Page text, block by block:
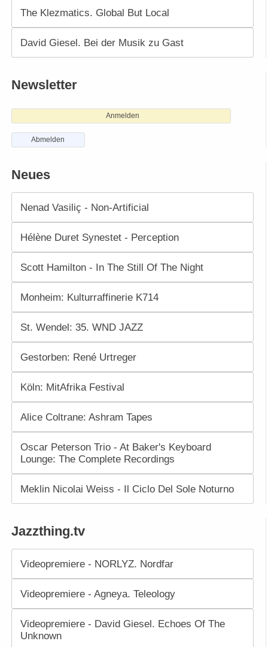
The Klezmatics. Global But Local
David Giesel. Bei der Musik zu Gast
Newsletter
Anmelden
Abmelden
Neues
Nenad Vasiliç - Non-Artificial
Hélène Duret Synestet - Perception
Scott Hamilton - In The Still Of The Night
Monheim: Kulturraffinerie K714
St. Wendel: 35. WND JAZZ
Gestorben: René Urtreger
Köln: MitAfrika Festival
Alice Coltrane: Ashram Tapes
Oscar Peterson Trio - At Baker's Keyboard
Lounge: The Complete Recordings
Meklin Nicolai Weiss - Il Ciclo Del Sole Noturno
Jazzthing.tv
Videopremiere - NORLYZ. Nordfar
Videopremiere - Agneya. Teleology
Videopremiere - David Giesel. Echoes Of The
Unknown